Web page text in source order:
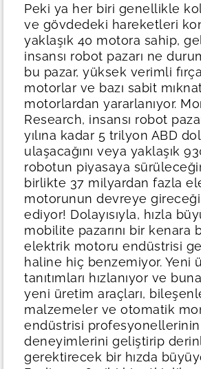
Peki ya her biri genellikle
ve gövdedeki hareketleri
yaklaşık 40 motora sahip,
insansı robot pazarı ne
bu pazar, yüksek verimli
motorlar ve bazı sabit
motorlardan yararlanıyor.
Research, insansı robot
yılına kadar 5 trilyon ABD
ulaşacağını veya yaklaşık
robotun piyasaya
birlikte 37 milyardan fazla
motorunun devreye
ediyor! Dolayısıyla, hızla
mobilite pazarını bir kenara
elektrik motoru endüstrisi
haline hiç benzemiyor. Yeni
tanıtımları hızlanıyor ve
yeni üretim araçları,
malzemeler ve otomatik
endüstrisi
deneyimlerini geliştirip
gerektirecek bir hızda